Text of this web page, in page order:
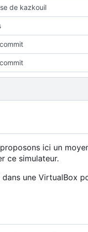
de kazkouil
ici un
ce simulateur.
une VirtualBox